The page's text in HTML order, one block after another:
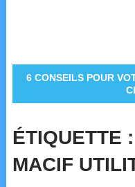
6 CONSEILS POUR
ÉTIQUETTE :
MACIF